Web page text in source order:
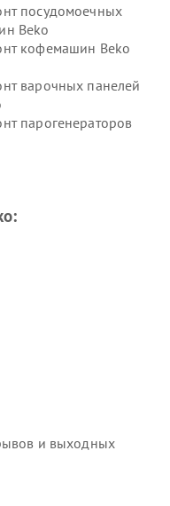
посудомоечных
Beko
кофемашин Beko
варочных панелей
парогенераторов
морозильных камер
и выходных